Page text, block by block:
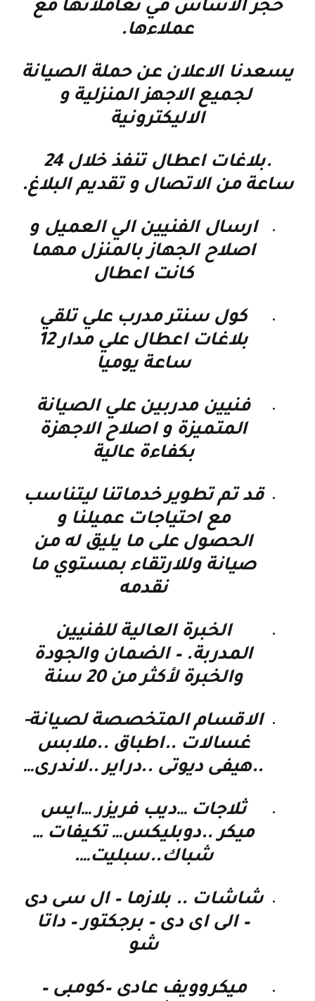
حجر الاساس في تعاملاتها مع
عملاءها.
يسعدنا الاعلان عن حملة الصيانة
لجميع الاجهز المنزلية و
الاليكترونية
.بلاغات اعطال تنفذ خلال 24
ساعة من الاتصال و تقديم البلاغ.
ارسال الفنيين الي العميل و
اصلاح الجهاز بالمنزل مهما
كانت اعطال
كول سنتر مدرب علي تلقي
بلاغات اعطال علي مدار 12
ساعة يوميا
فنيين مدربين علي الصيانة
المتميزة و اصلاح الاجهزة
بكفاءة عالية
قد تم تطوير خدماتنا ليتناسب
مع احتياجات عميلنا و
الحصول على ما يليق له من
صيانة وللارتقاء بمستوي ما
نقدمه
الخبرة العالية للفنيين
المدربة. – الضمان والجودة
والخبرة لأكثر من 20 سنة
الاقسام المتخصصة لصيانة-
غسالات ..اطباق ..ملابس
..هيفى ديوتى ..دراير ..لاندرى…
ثلاجات …ديب فريزر …ايس
ميكر ..دوبليكس… تكيفات …
شباك..سبليت….
شاشات .. بلازما – ال سى دى
– الى اى دى – برجكتور – داتا
شو
ميكروويف عادى –كومبى –